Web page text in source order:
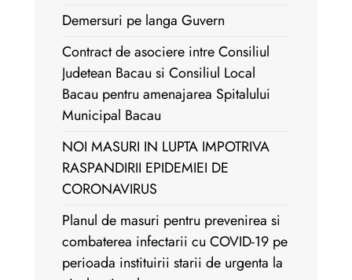
Demersuri pe langa Guvern
Contract de asociere intre Consiliul
Judetean Bacau si Consiliul Local
Bacau pentru amenajarea Spitalului
Municipal Bacau
NOI MASURI IN LUPTA IMPOTRIVA
RASPANDIRII EPIDEMIEI DE
CORONAVIRUS
Planul de masuri pentru prevenirea si
combaterea infectarii cu COVID-19 pe
perioada instituirii starii de urgenta la